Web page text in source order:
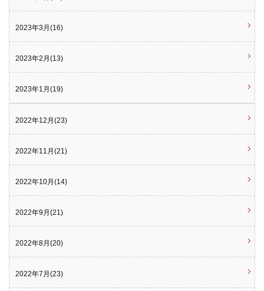
2023年3月(16)
2023年2月(13)
2023年1月(19)
2022年12月(23)
2022年11月(21)
2022年10月(14)
2022年9月(21)
2022年8月(20)
2022年7月(23)